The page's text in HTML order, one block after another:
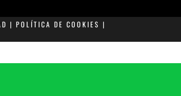
| POLÍTICA DE COOKIES |